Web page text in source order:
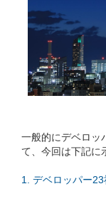
一般的にデベロッ
て、今回は下記に
1. デベロッパー